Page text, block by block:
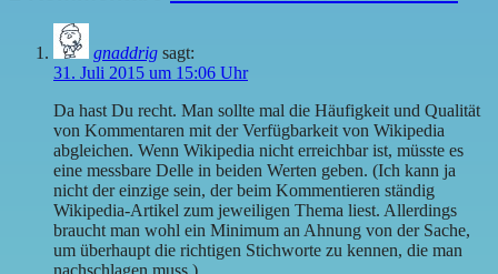
gnaddrig sagt:
31. Juli 2015 um 15:06 Uhr
Da hast Du recht. Man sollte mal die Häufigkeit und Qualität
von Kommentaren mit der Verfügbarkeit von Wikipedia
abgleichen. Wenn Wikipedia nicht erreichbar ist, müsste es
eine messbare Delle in beiden Werten geben. (Ich kann ja
nicht der einzige sein, der beim Kommentieren ständig
Wikipedia-Artikel zum jeweiligen Thema liest. Allerdings
braucht man wohl ein Minimum an Ahnung von der Sache,
um überhaupt die richtigen Stichworte zu kennen, die man
nachschlagen muss.)